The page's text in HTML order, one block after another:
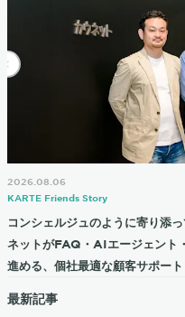
2026.08.06
KARTE Friends Story
コンシェルジュのように寄り添
ネットがFAQ・AIエージェント
進める、個社最適な顧客サポート
最新記事